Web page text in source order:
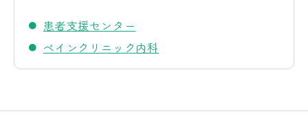
患者支援センター
ペインクリニック内科